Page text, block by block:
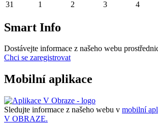
31
1 2 3 4
Smart Info
Dostávejte informace z našeho webu
Chci se zaregistrovat
Mobilní aplikace
Sledujte informace z našeho webu v mobilní
V OBRAZE.